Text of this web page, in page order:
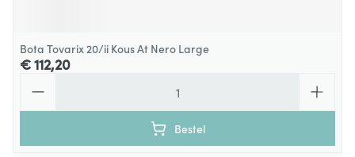
Bota Tovarix 20/ii Kous At Nero Large
€ 112,20
Bestel